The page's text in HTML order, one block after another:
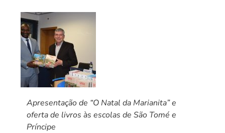
Apresentação de “O Natal da Marianita” e
oferta de livros às escolas de São Tomé e
Príncipe